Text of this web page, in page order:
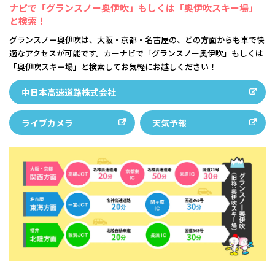
ナビで「グランスノー奥伊吹」もしくは「奥伊吹スキー場」
と検索！
グランスノー奥伊吹は、大阪・京都・名古屋の、どの方面からも車で快
適なアクセスが可能です。カーナビで「グランスノー奥伊吹」もしくは
「奥伊吹スキー場」と検索してお気軽にお越しください！
中日本高速道路株式会社
ライブカメラ 天気予報